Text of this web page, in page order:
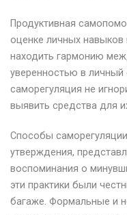
Продуктивная
оценке личных
находить гармонию
уверенностью в личный
саморегуляция не
выявить средства для
Способы
утверждения,
воспоминания о
эти практики были
багаже. Формальные и